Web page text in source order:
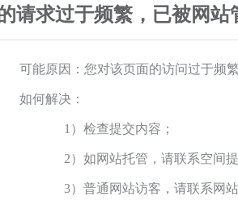
请求过于频繁，已被网站
可能原因：您对该页面的访问过于频繁
如何解决：
1）检查提交内容；
2）如网站托管，请联系空间提
3）普通网站访客，请联系网